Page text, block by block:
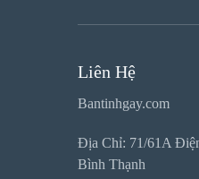
Liên Hệ
Bantinhgay.com
Địa Chỉ: 71/61A
Bình Thạnh